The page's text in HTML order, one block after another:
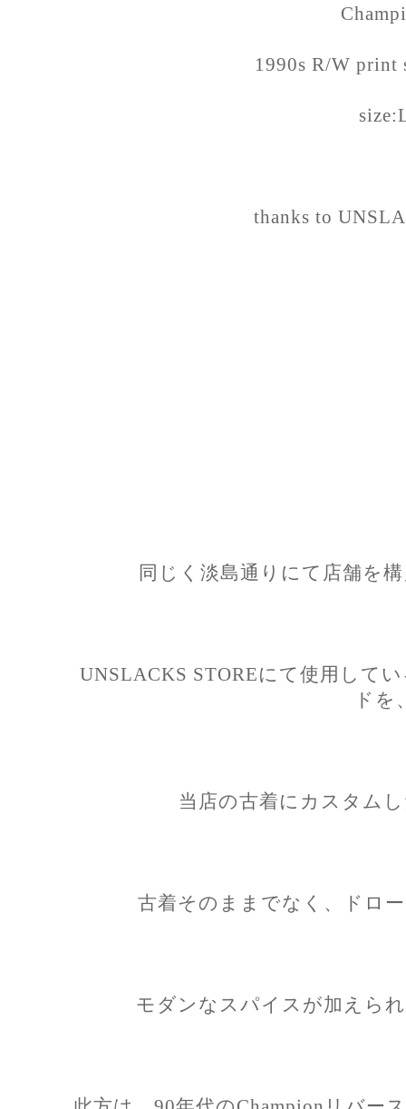
1990s R/W print
thanks to
同じく淡島通りにて店舗を
UNSLACKS STOREにて使用して
ドを
当店の古着にカスタム
古着そのままでなく、ドロ
モダンなスパイスが加えら